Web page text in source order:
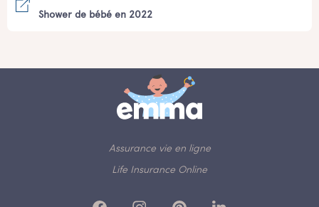
Shower de bébé en 2022
Assurance vie en ligne
Life Insurance Online